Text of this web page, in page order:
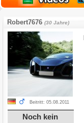
Robert7676(30 Jahre)
Beitritt: 05.08.2011
Noch kein